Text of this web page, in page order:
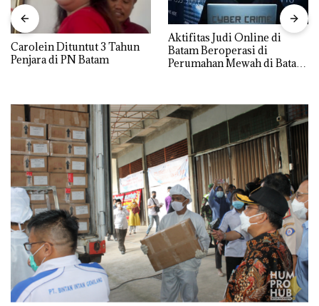
Carolein Dituntut 3 Tahun
Penjara di PN Batam
Aktifitas Judi Online di
Batam Beroperasi di
Perumahan Mewah di Batam